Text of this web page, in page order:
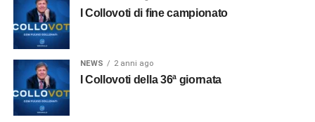
I Collovoti di fine campionato
NEWS 2 anni ago
I Collovoti della 36ª giornata